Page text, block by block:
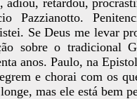
adiou, retardou,
Pazzianotto.
Se Deus me levar
sobre o tradicional
anos. Paulo, na
e chorai com os
mas ele está bem